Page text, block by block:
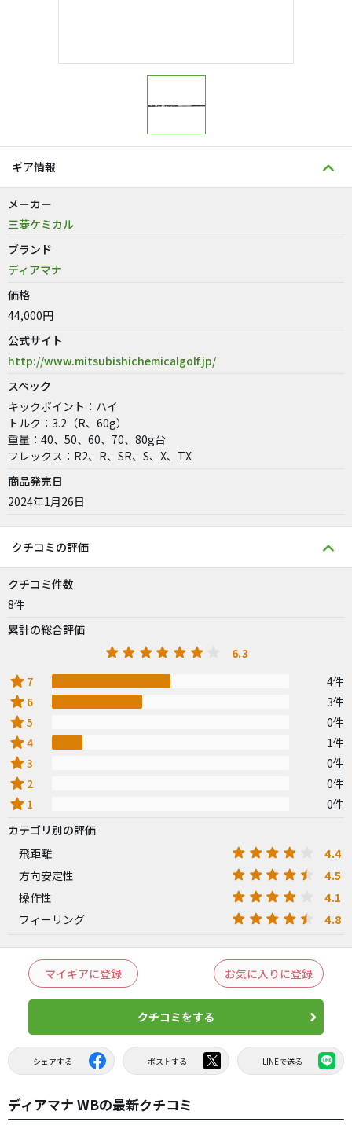
ギア情報
メーカー
三菱ケミカル
ブランド
ディアマナ
価格
44,000円
公式サイト
http://www.mitsubishichemicalgolf.jp/
スペック
キックポイント：ハイ
トルク：3.2（R、60g）
重量：40、50、60、70、80g台
フレックス：R2、R、SR、S、X、TX
商品発売日
2024年1月26日
クチコミの評価
クチコミ件数
8件
累計の総合評価
6.3
star 7 4件
star 6 3件
star5 0件
star4 1件
star3 0件
star 2 0件
star 1
0件
カテゴリ別の評価
飛距離
4.4
方向安定性 4.5
操作性 4.1
フィーリング 4.8
マイギアに登録 お気に入りに登録
クチコミをする
シェアする ポストする LINEで送る
ディアマナ WBの最新クチコミ